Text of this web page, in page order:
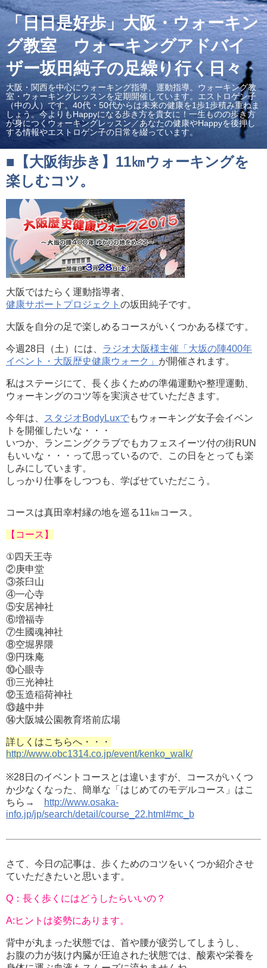
「日日是好歩」大阪・ウォーキン
グ教室 ウォーキングアドバイ
ザー坂田純子の足繰り行く日々
大阪・関西を中心にウォーキング指導、運動指導。ウォーキング教
室・ウォーキングレッスンを定期開催しています。エストロゲン子
（中の人）です。40代・50代からは未来の健康を1歩1歩積み重ねま
しょう。今よりもHappyになる歩き方を貴女に！一生ものの歩き方
が身につくウォーキングレッスン／あなたの健康やHappyを後押し
する情報やエストロゲン子の日常を綴っています。
■【大阪街歩き】11㎞ウォーキングを
楽しむコツ。
大阪ではたらく運動指導者、
健康サポートプロジェクト の坂田純子です。
大阪を自分の足で楽しめるコースがいくつかある様です。
今週28日（土）には、 ラジオ大阪様主催「大坂の陣400年
イベント・大阪歴史健康ウォーク」 が開催されます。
私はステージにて、長く歩くための準備運動や整理運動、
ウォーキングのコツ等を実演させていただきます。
今年は、 スタジオBodyLuxでもウォーキング女子会イベン
トを開催したいな・・・
いつか、ランニングクラブでもカフェスイーツ付の街RUN
もいいな・・・って思っているので、この日をとっても楽
しみにしています。
しっかり仕事をしつつも、学ばせていただこう。
コースは真田幸村縁の地を巡る11㎞コース。
【コース】
①四天王寺
②庚申堂
③茶臼山
④一心寺
⑤安居神社
⑥増福寺
⑦生國魂神社
⑧空堀界隈
⑨円珠庵
⑩心眼寺
⑪三光神社
⑫玉造稲荷神社
⑬越中井
⑭大阪城公園教育塔前広場
詳しくはこちらへ・・・
http://www.obc1314.co.jp/event/kenko_walk/
※28日のイベントコースとは違いますが、コースがいくつ
か少なくなった、簡単な「はじめてのモデルコース」はこ
ちら→
http://www.osaka-
info.jp/jp/search/detail/course_22.html#mc_b
さて、今日の記事は、歩くためのコツをいくつか紹介させ
ていただきたいと思います。
Q：長く歩くにはどうしたらいいの？
A:ヒントは姿勢にあります。
背中が丸まった状態では、首や腰が疲労してしまうし、
お腹の力が抜け内臓が圧迫された状態では、酸素や栄養を